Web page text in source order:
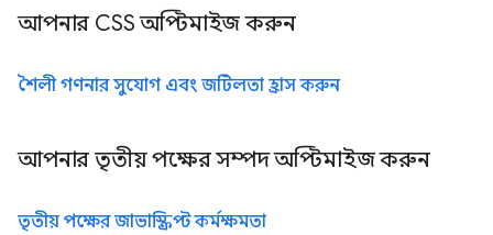
আপনার CSS অপ্টিমাইজ করুন
শৈলী গণনার সুযোগ এবং জটিলতা হ্রাস করুন
আপনার তৃতীয় পক্ষের সম্পদ অপ্টিমাইজ করুন
তৃতীয় পক্ষের জাভাস্ক্রিপ্ট কর্মক্ষমতা